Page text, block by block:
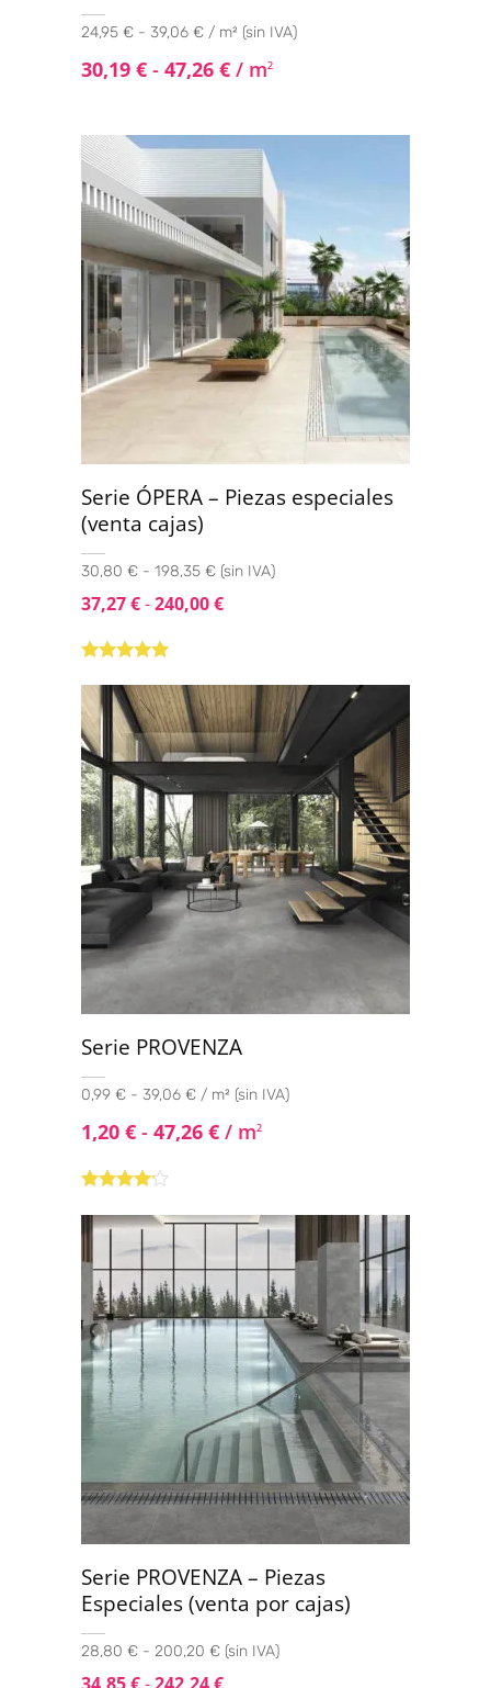
24,95 € - 39,06 € / m² (sin IVA)
30,19 € - 47,26 € / m2
Serie ÓPERA – Piezas especiales
(venta cajas)
30,80 € - 198,35 € (sin IVA)
37,27€-240,00€
de 5
Serie PROVENZA
0,99 € - 39,06 € / m² (sin IVA)
1,20 € - 47,26 € / m2
con4.00
de 5
Serie PROVENZA – Piezas
Especiales (venta por cajas)
28,80 € - 200,20 € (sin IVA)
34,85€-242,24€